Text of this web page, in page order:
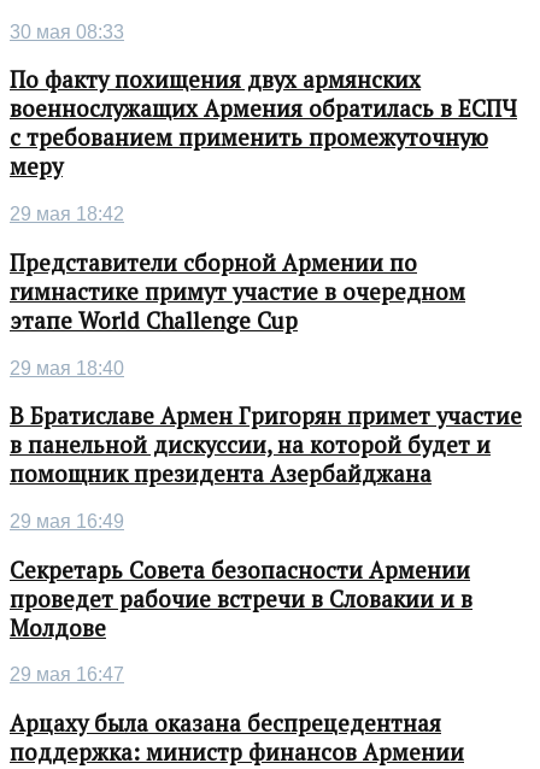
30 мая 08:33
По факту похищения двух армянских
военнослужащих Армения обратилась в ЕСПЧ
с требованием применить промежуточную
меру
29 мая 18:42
Представители сборной Армении по
гимнастике примут участие в очередном
этапе World Challenge Cup
29 мая 18:40
В Братиславе Армен Григорян примет участие
в панельной дискуссии, на которой будет и
помощник президента Азербайджана
29 мая 16:49
Секретарь Совета безопасности Армении
проведет рабочие встречи в Словакии и в
Молдове
29 мая 16:47
Арцаху была оказана беспрецедентная
поддержка: министр финансов Армении